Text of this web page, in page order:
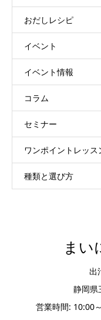
おだしレシピ
イベント
イベント情報
コラム
セミナー
ワンポイントレッス
種類と選び方
まい
出
静岡県
営業時間: 10:00